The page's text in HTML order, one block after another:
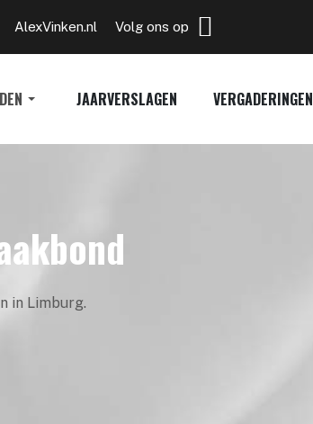
AlexVinken.nl Volg ons op
JAARVERSLAGEN VERGADERINGEN
in Limburg.